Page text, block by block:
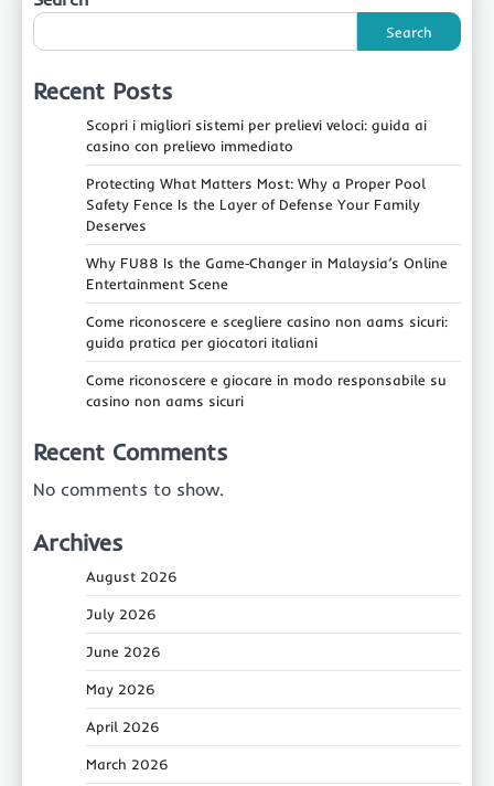
Search
Recent Posts
Scopri i migliori sistemi per prelievi veloci: guida ai
casino con prelievo immediato
Protecting What Matters Most: Why a Proper Pool
Safety Fence Is the Layer of Defense Your Family
Deserves
Why FU88 Is the Game‑Changer in Malaysia’s Online
Entertainment Scene
Come riconoscere e scegliere casino non aams sicuri:
guida pratica per giocatori italiani
Come riconoscere e giocare in modo responsabile su
casino non aams sicuri
Recent Comments
No comments to show.
Archives
August 2026
July 2026
June 2026
May 2026
April 2026
March 2026